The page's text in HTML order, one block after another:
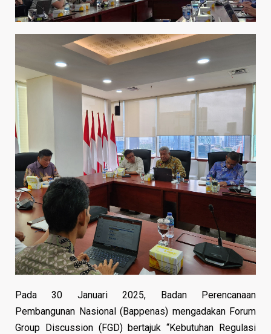
Pada 30 Januari 2025, Badan Perencanaan
Pembangunan Nasional (Bappenas) mengadakan Forum
Group Discussion (FGD) bertajuk “Kebutuhan Regulasi